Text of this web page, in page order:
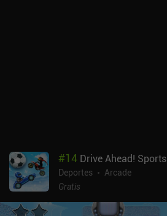
#14 Drive Ahead! Sports
Deportes
Arcade
Gratis